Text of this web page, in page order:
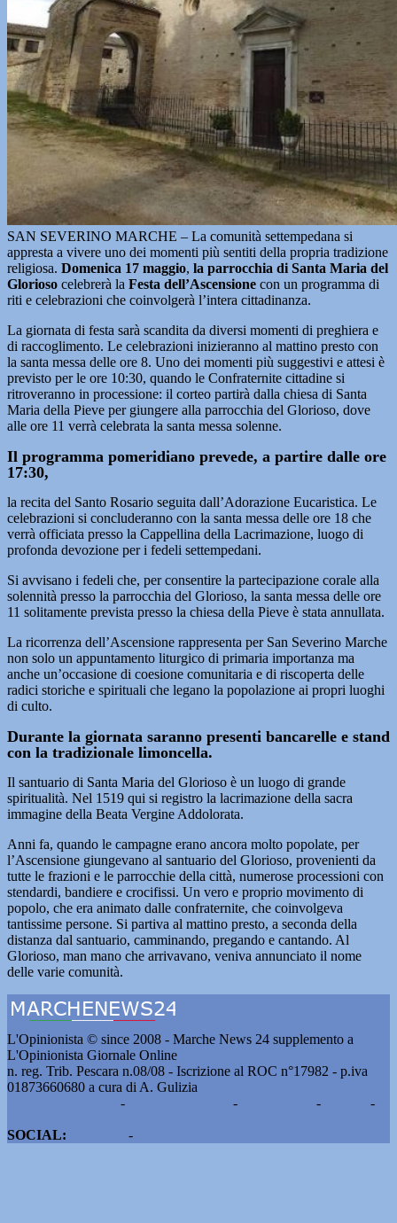
SAN SEVERINO MARCHE – La comunità settempedana si
appresta a vivere uno dei momenti più sentiti della propria tradizione
religiosa. Domenica 17 maggio, la parrocchia di Santa Maria del
Glorioso celebrerà la Festa dell’Ascensione con un programma di
riti e celebrazioni che coinvolgerà l’intera cittadinanza.
La giornata di festa sarà scandita da diversi momenti di preghiera e
di raccoglimento. Le celebrazioni inizieranno al mattino presto con
la santa messa delle ore 8. Uno dei momenti più suggestivi e attesi è
previsto per le ore 10:30, quando le Confraternite cittadine si
ritroveranno in processione: il corteo partirà dalla chiesa di Santa
Maria della Pieve per giungere alla parrocchia del Glorioso, dove
alle ore 11 verrà celebrata la santa messa solenne.
Il programma pomeridiano prevede, a partire dalle ore
17:30,
la recita del Santo Rosario seguita dall’Adorazione Eucaristica. Le
celebrazioni si concluderanno con la santa messa delle ore 18 che
verrà officiata presso la Cappellina della Lacrimazione, luogo di
profonda devozione per i fedeli settempedani.
Si avvisano i fedeli che, per consentire la partecipazione corale alla
solennità presso la parrocchia del Glorioso, la santa messa delle ore
11 solitamente prevista presso la chiesa della Pieve è stata annullata.
La ricorrenza dell’Ascensione rappresenta per San Severino Marche
non solo un appuntamento liturgico di primaria importanza ma
anche un’occasione di coesione comunitaria e di riscoperta delle
radici storiche e spirituali che legano la popolazione ai propri luoghi
di culto.
Durante la giornata saranno presenti bancarelle e stand
con la tradizionale limoncella.
Il santuario di Santa Maria del Glorioso è un luogo di grande
spiritualità. Nel 1519 qui si registro la lacrimazione della sacra
immagine della Beata Vergine Addolorata.
Anni fa, quando le campagne erano ancora molto popolate, per
l’Ascensione giungevano al santuario del Glorioso, provenienti da
tutte le frazioni e le parrocchie della città, numerose processioni con
stendardi, bandiere e crocifissi. Un vero e proprio movimento di
popolo, che era animato dalle confraternite, che coinvolgeva
tantissime persone. Si partiva al mattino presto, a seconda della
distanza dal santuario, camminando, pregando e cantando. Al
Glorioso, man mano che arrivavano, veniva annunciato il nome
delle varie comunità.
L'Opinionista © since 2008 - Marche News 24 supplemento a
L'Opinionista Giornale Online
n. reg. Trib. Pescara n.08/08 - Iscrizione al ROC n°17982 - p.iva
01873660680 a cura di A. Gulizia
- - -
-
SOCIAL:
-